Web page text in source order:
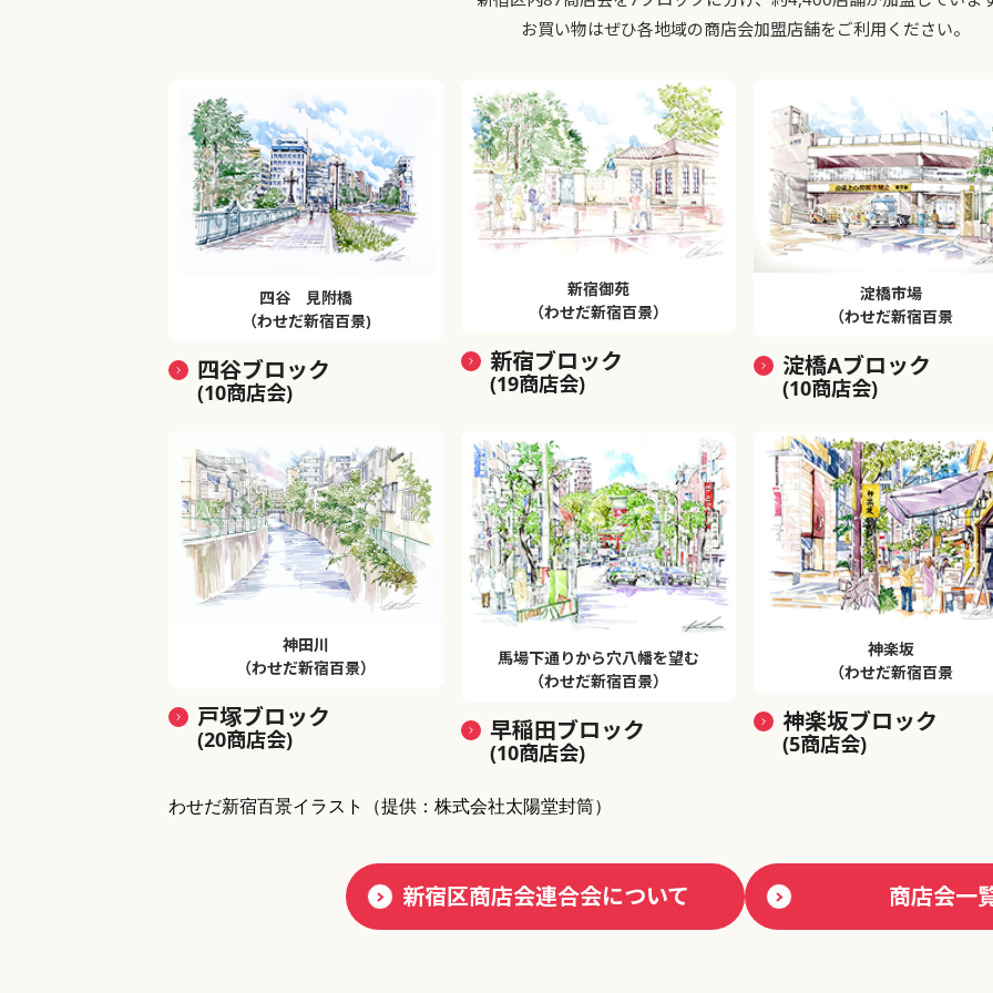
お買い物はぜひ各地域の商店会加盟店舗をご利用ください。
四谷 見附橋
（わせだ新宿百景)
四谷ブロック
(10商店会)
新宿御苑
（わせだ新宿百景）
新宿ブロック
(19商店会)
淀橋市場
（わせだ新宿百景
淀橋Aブロック
(10商店会)
神田川
（わせだ新宿百景）
戸塚ブロック
(20商店会)
馬場下通りから穴八幡を望む
（わせだ新宿百景）
早稲田ブロック
(10商店会)
神楽坂
（わせだ新宿百景
神楽坂ブロック
(5商店会)
わせだ新宿百景イラスト （提供：株式会社太陽堂封筒）
新宿区商店会連合会について 商店会一